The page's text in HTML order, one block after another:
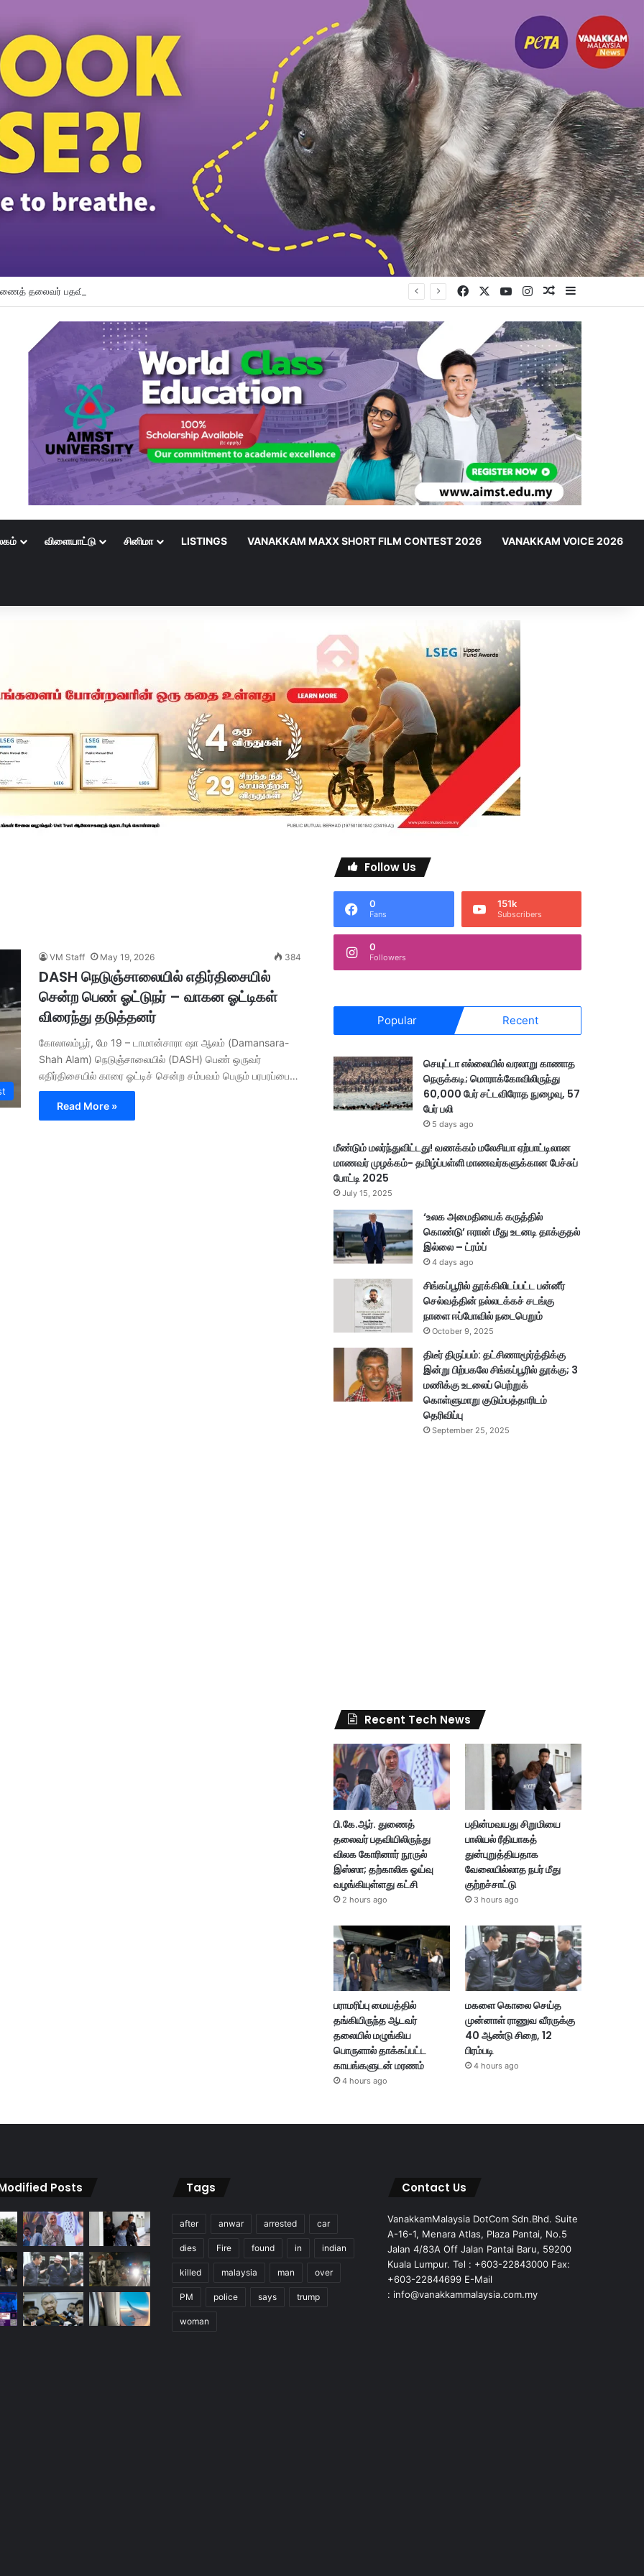
தலைவர் பதவியிலிருந்து விலக கோரினார் நூருல் இஸ்ஸா; தற்காலிக ஓய்வு வழங்கியுள்ளது கட்சி Facebook YouTubeInstagramRandom Article
விளையாட்டு சினிமா LISTINGS VANAKKAM MAXX SHORT FILM CONTEST 2026 VANAKKAM VOICE 2026
VM Staff May 19, 2026 384
DASH நெடுஞ்சாலையில் எதிர்திசையில்
சென்ற பெண் ஓட்டுநர் – வாகன ஓட்டிகள்
விரைந்து தடுத்தனர்
கோலாலம்பூர், மே 19 – டாமான்சாரா ஷா ஆலம் (Damansara-
Shah Alam) நெடுஞ்சாலையில் (DASH) பெண் ஒருவர்
எதிர்திசையில் காரை ஓட்டிச் சென்ற சம்பவம் பெரும் பரபரப்பை…
Read More »
Follow Us
0
Fans
151k
Subscribers
0
Followers
Popular Recent
செயுட்டா எல்லையில் வரலாறு காணாத
நெருக்கடி; மொராக்கோவிலிருந்து
60,000 பேர் சட்டவிரோத நுழைவு, 57
பேர் பலி
5 days ago
மீண்டும் மலர்ந்துவிட்டது! வணக்கம் மலேசியா ஏற்பாட்டிலான
மாணவர் முழக்கம்- தமிழ்ப்பள்ளி மாணவர்களுக்கான பேச்சுப்
போட்டி 2025
July 15, 2025
‘உலக அமைதியைக் கருத்தில்
கொண்டு’ ஈரான் மீது உடனடி தாக்குதல்
இல்லை – ட்ரம்ப்
4 days ago
சிங்கப்பூரில் தூக்கிலிடப்பட்ட பன்னீர்
செல்வத்தின் நல்லடக்கச் சடங்கு
நாளை ஈப்போவில் நடைபெறும்
October 9, 2025
திடீர் திருப்பம்: தட்சிணாமூர்த்திக்கு
இன்று பிற்பகலே சிங்கப்பூரில் தூக்கு; 3
மணிக்கு உடலைப் பெற்றுக்
கொள்ளுமாறு குடும்பத்தாரிடம்
தெரிவிப்பு
September 25, 2025
Recent Tech News
பி.கே.ஆர். துணைத்
தலைவர் பதவியிலிருந்து
விலக கோரினார் நூருல்
இஸ்ஸா; தற்காலிக ஓய்வு
வழங்கியுள்ளது கட்சி
2 hours ago
பதின்மவயது சிறுமியை
பாலியல் ரீதியாகத்
துன்புறுத்தியதாக
வேலையில்லாத நபர் மீது
குற்றச்சாட்டு
3 hours ago
பராமரிப்பு மையத்தில்
தங்கியிருந்த ஆடவர்
தலையில் மழுங்கிய
பொருளால் தாக்கப்பட்ட
காயங்களுடன் மரணம்
4 hours ago
மகளை கொலை செய்த
முன்னாள் ராணுவ வீரருக்கு
40 ஆண்டு சிறை, 12
பிரம்படி
4 hours ago
Posts Tags
after anwar arrested car
dies Fire found in indian
killed malaysia man over
PM police says trump
woman
Contact Us
VanakkamMalaysia DotCom Sdn.Bhd. Suite
A-16-1, Menara Atlas, Plaza Pantai, No.5
Jalan 4/83A Off Jalan Pantai Baru, 59200
Kuala Lumpur. Tel : +603-22843000 Fax:
+603-22844699 E-Mail
: info@vanakkammalaysia.com.my